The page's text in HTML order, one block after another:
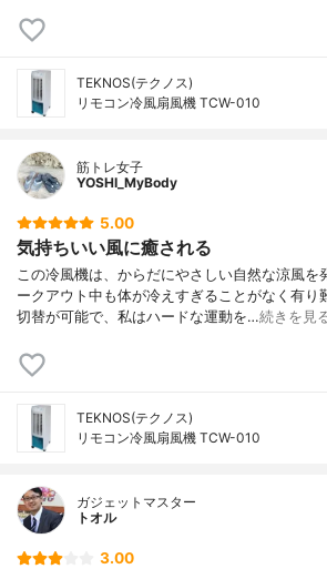
TEKNOS(テクノス)
リモコン冷風扇風機 TCW-010
筋トレ女子
YOSHI_MyBody
5.00
気持ちいい風に癒される
この冷風機は、からだにやさしい自然な涼風を
ークアウト中も体が冷えすぎることがなく有り
切替が可能で、私はハードな運動を…続きを見
TEKNOS(テクノス)
リモコン冷風扇風機 TCW-010
ガジェットマスター
トオル
3.00